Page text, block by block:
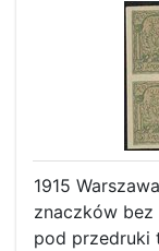
1915
znaczków bez
pod przedruki